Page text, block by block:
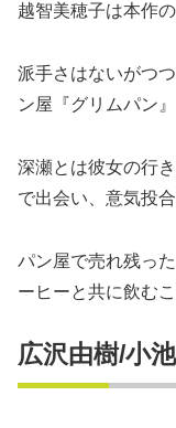
越智美穂子は本作
派手さはないがつ
ン屋『グリムパン
深瀬とは彼女の行
で出会い、意気投
パン屋で売れ残っ
ーヒーと共に飲む
広沢由樹/小